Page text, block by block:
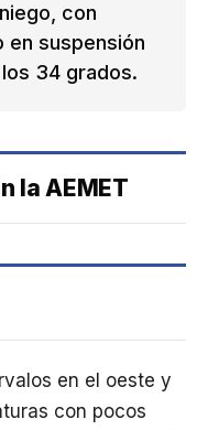
con
en suspensión
34 grados.
la AEMET
en el oeste y
con pocos